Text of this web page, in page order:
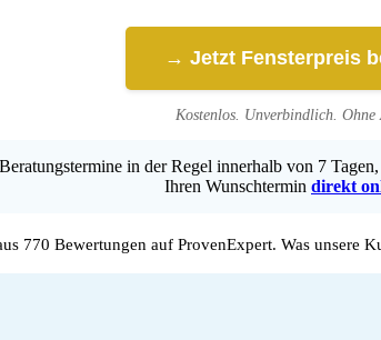
→ Jetzt Fensterpreis
Kostenlos. Unverbindlich. Ohne
in der Regel innerhalb von 7
Ihren Wunschtermin direkt
770 Bewertungen auf ProvenExpert. Was unsere